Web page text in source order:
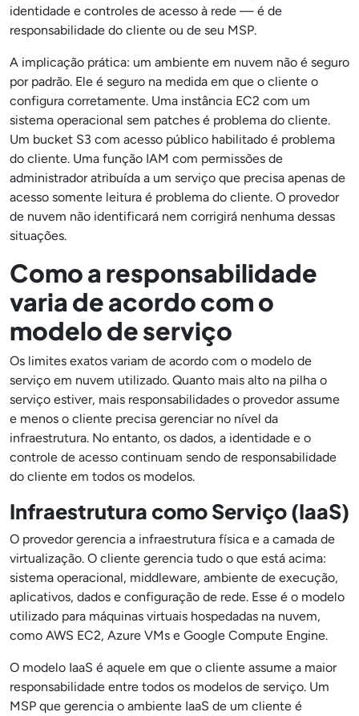
identidade e controles de acesso à rede — é de
responsabilidade do cliente ou de seu MSP.
A implicação prática: um ambiente em nuvem não é seguro
por padrão. Ele é seguro na medida em que o cliente o
configura corretamente. Uma instância EC2 com um
sistema operacional sem patches é problema do cliente.
Um bucket S3 com acesso público habilitado é problema
do cliente. Uma função IAM com permissões de
administrador atribuída a um serviço que precisa apenas de
acesso somente leitura é problema do cliente. O provedor
de nuvem não identificará nem corrigirá nenhuma dessas
situações.
Como a responsabilidade
varia de acordo com o
modelo de serviço
Os limites exatos variam de acordo com o modelo de
serviço em nuvem utilizado. Quanto mais alto na pilha o
serviço estiver, mais responsabilidades o provedor assume
e menos o cliente precisa gerenciar no nível da
infraestrutura. No entanto, os dados, a identidade e o
controle de acesso continuam sendo de responsabilidade
do cliente em todos os modelos.
Infraestrutura como Serviço (IaaS)
O provedor gerencia a infraestrutura física e a camada de
virtualização. O cliente gerencia tudo o que está acima:
sistema operacional, middleware, ambiente de execução,
aplicativos, dados e configuração de rede. Esse é o modelo
utilizado para máquinas virtuais hospedadas na nuvem,
como AWS EC2, Azure VMs e Google Compute Engine.
O modelo IaaS é aquele em que o cliente assume a maior
responsabilidade entre todos os modelos de serviço. Um
MSP que gerencia o ambiente IaaS de um cliente é